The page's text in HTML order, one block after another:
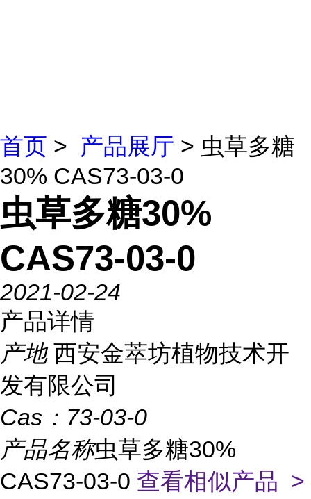
首页 > 产品展厅 > 虫草多糖
30% CAS73-03-0
虫草多糖30%
CAS73-03-0
2021-02-24
产品详情
产地 西安金萃坊植物技术开
发有限公司
Cas： 73-03-0
产品名称虫草多糖30%
CAS73-03-0 查看相似产品 >